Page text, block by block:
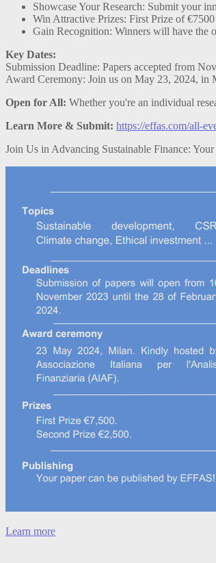
Showcase Your Research: Submit your
Win Attractive Prizes: First Prize of
Gain Recognition: Winners will have the
Key Dates:
Submission Deadline: Papers accepted from
Award Ceremony: Join us on May 23, 2024,
Open for All: Whether you're an individual
Learn More & Submit: https://effas.com/all-
Join Us in Advancing Sustainable Finance:
Learn more